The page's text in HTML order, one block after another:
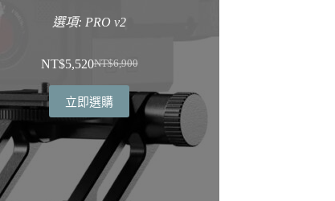
選項: PRO v2
NT$6,900
原
始
價
格：
NT$6,900。
NT$5,520目
前
價
格：
NT$5,520。
立即選購